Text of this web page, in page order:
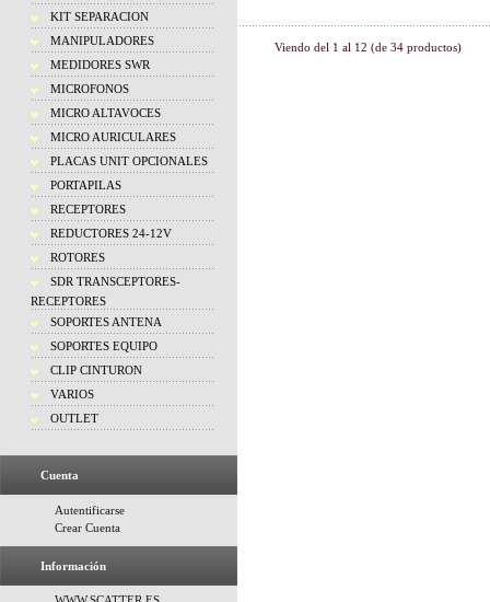
KIT SEPARACION
MANIPULADORES
MEDIDORES SWR
MICROFONOS
MICRO ALTAVOCES
MICRO AURICULARES
PLACAS UNIT OPCIONALES
PORTAPILAS
RECEPTORES
REDUCTORES 24-12V
ROTORES
SDR TRANSCEPTORES-
RECEPTORES
SOPORTES ANTENA
SOPORTES EQUIPO
CLIP CINTURON
VARIOS
OUTLET
Cuenta
Autentificarse
Crear Cuenta
Información
Viendo del 1 al 12 (de 34 productos)